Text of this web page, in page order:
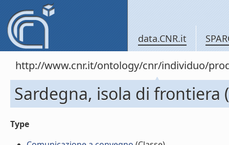
data.CNR.it
http://www.cnr.it/ontology/cnr/individuo/
Sardegna, isola di frontiera
Type